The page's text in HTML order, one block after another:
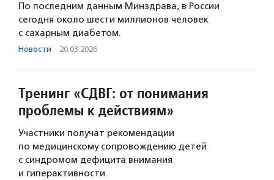
По последним данным Минздрава, в России
сегодня около шести миллионов человек
с сахарным диабетом.
Новости · 20.03.2026
Тренинг «СДВГ: от понимания
проблемы к действиям»
Участники получат рекомендации
по медицинскому сопровождению детей
с синдромом дефицита внимания
и гиперактивности.